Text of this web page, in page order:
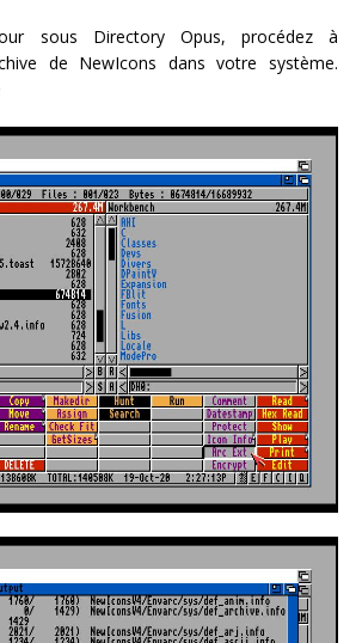
sous Directory Opus, procédez à
de NewIcons dans votre système.